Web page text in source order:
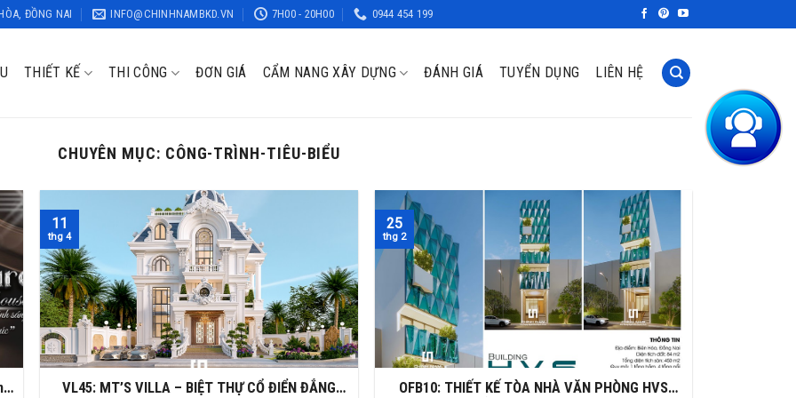
ĐỒNG NAI INFO@CHINHNAMBKD.VN 7H00 - 20H00 0944 454 199
THIẾT KẾ THI CÔNG ĐƠN GIÁ CẨM NANG XÂY DỰNG ĐÁNH GIÁ TUYỂN DỤNG LIÊN HỆ
CHUYÊN MỤC: CÔNG-TRÌNH-TIÊU-BIỂU
VL45: MT’S VILLA – BIỆT THỰ CỔ ĐIỂN ĐẲNG
11
thg 4
OFB10: THIẾT KẾ TÒA NHÀ VĂN PHÒNG HVS
25
thg 2